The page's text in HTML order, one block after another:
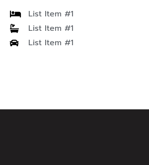
List Item #1
List Item #1
List Item #1